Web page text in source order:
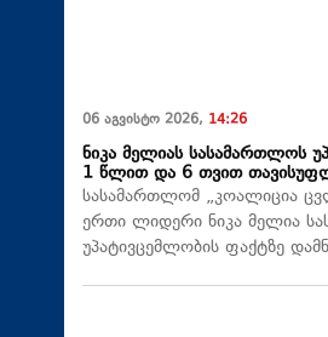
06 აგვისტო 2026, 14:26
ნიკა მელიას სასამართლოს
1 წლით და 6 თვით
სასამართლომ „კოალიცია
ერთი ლიდერი ნიკა მელია
უპატივცემლობის ფაქტზე